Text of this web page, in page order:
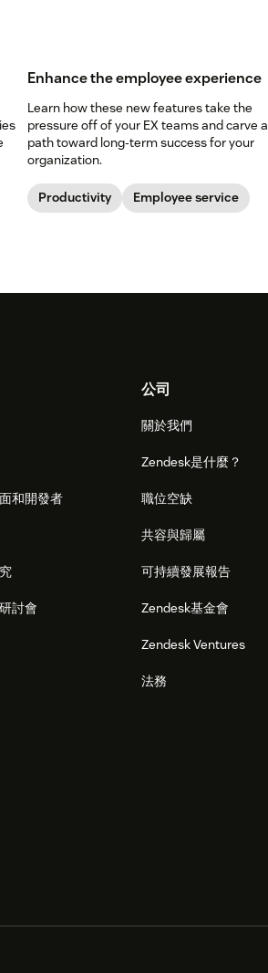
Enhance the employee experience
Learn how these new features take the
pressure off of your EX teams and carve a
path toward long-term success for your
organization.
Productivity Employee service
和開發者
討會
公司
關於我們
Zendesk是什麼？
職位空缺
共容與歸屬
可持續發展報告
Zendesk基金會
Zendesk Ventures
法務